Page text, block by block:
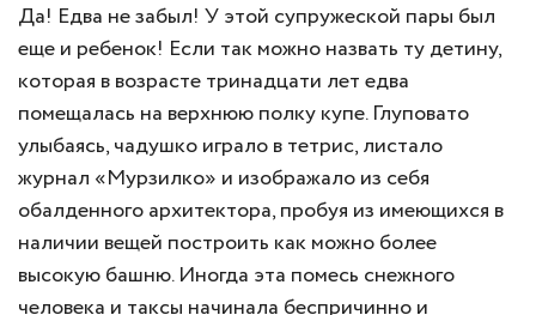
Да! Едва не забыл! У этой супружеской пары был
еще и ребенок! Если так можно назвать ту детину,
которая в возрасте тринадцати лет едва
помещалась на верхнюю полку купе. Глуповато
улыбаясь, чадушко играло в тетрис, листало
журнал «Мурзилко» и изображало из себя
обалденного архитектора, пробуя из имеющихся в
наличии вещей построить как можно более
высокую башню. Иногда эта помесь снежного
человека и таксы начинала беспричинно и